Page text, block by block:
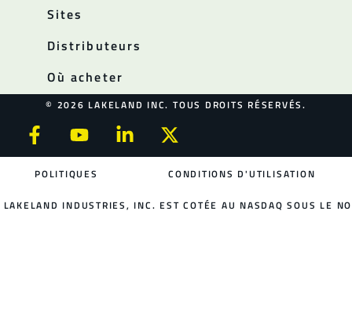
Sites
Distributeurs
Où acheter
© 2026 LAKELAND INC. TOUS DROITS RÉSERVÉS.
POLITIQUES CONDITIONS D'UTILISATION
LAKELAND INDUSTRIES, INC. EST COTÉE AU NASDAQ SOUS LE